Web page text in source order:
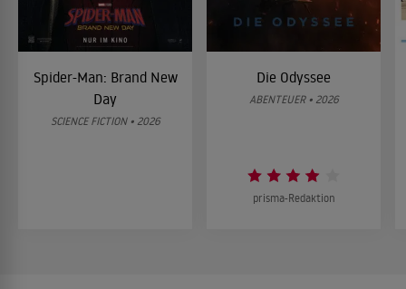
Spider-Man: Brand New
Day
SCIENCE FICTION • 2026
Die Odyssee
ABENTEUER • 2026
prisma-Redaktion